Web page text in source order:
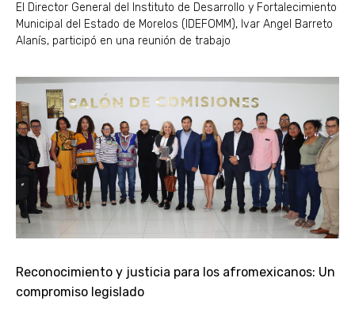
El Director General del Instituto de Desarrollo y Fortalecimiento
Municipal del Estado de Morelos (IDEFOMM), Ivar Angel Barreto
Alanís, participó en una reunión de trabajo
Reconocimiento y justicia para los afromexicanos: Un
compromiso legislado